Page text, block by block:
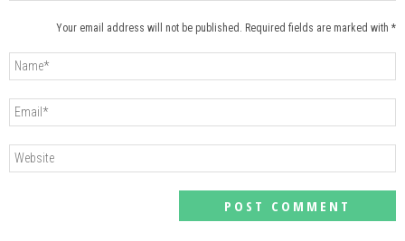
Your email address will not be published. Required fields are marked with *